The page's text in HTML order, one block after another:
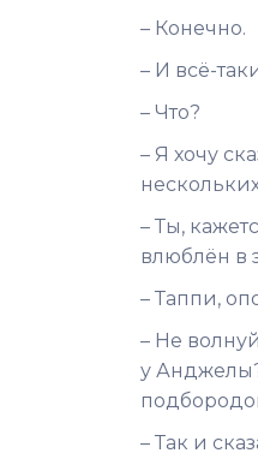
– Конечно.
– И всё-
– Что?
– Я хочу
– Ты,
влюблён в
– Таппи,
– Не
у Анджелы?
– Так и